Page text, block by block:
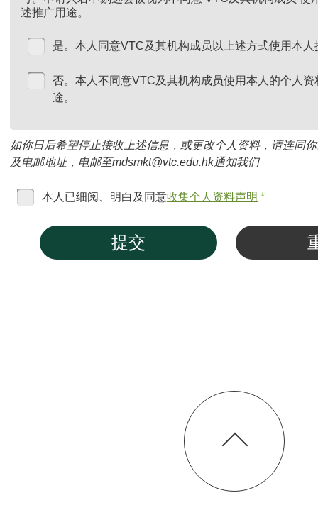
述推广用途。
是。本人同意VTC及其机构成员以上述方式使用本
否。本人不同意VTC及其机构成员使用本人的个人
途。
如你日后希望停止接收上述信息，或更改个人资料，请连同
及电邮地址，电邮至mdsmkt@vtc.edu.hk通知我们
本人已细阅、明白及同意收集个人资料声明 *
提交